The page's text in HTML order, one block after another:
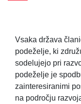
Vsaka država
podeželje, ki
sodelujejo pri
podeželje je
zainteresiranimi
na področju